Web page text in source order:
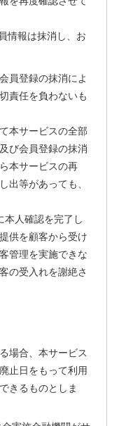
情報は抹消し、お
員登録の抹消によ
責任を負わないも
本サービスの全部
び会員登録の抹消
本サービスの再
出等があっても、
本人確認を完了し
供を顧客から受け
管理を実施できな
の受入れを謝絶さ
場合、本サービス
止日をもって利用
きるものとしま